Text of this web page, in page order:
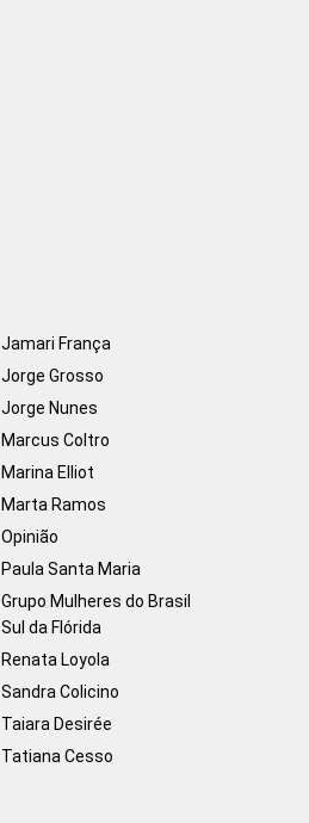
Jamari França
Jorge Grosso
Jorge Nunes
Marcus Coltro
Marina Elliot
Marta Ramos
Opinião
Paula Santa Maria
Grupo Mulheres do Brasil
Sul da Flórida
Renata Loyola
Sandra Colicino
Taiara Desirée
Tatiana Cesso